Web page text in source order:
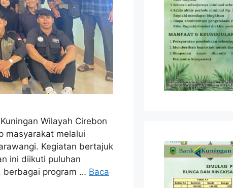
Wilayah Cirebon
masyarakat melalui
Kegiatan bertajuk
ini diikuti puluhan
berbagai program … Baca